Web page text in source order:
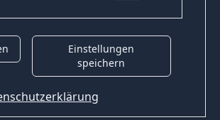
Einstellungen
speichern